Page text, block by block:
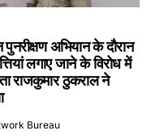
अभियान के दौरान
लगाए जाने के विरोध में
राजकुमार ठुकराल ने
Bureau